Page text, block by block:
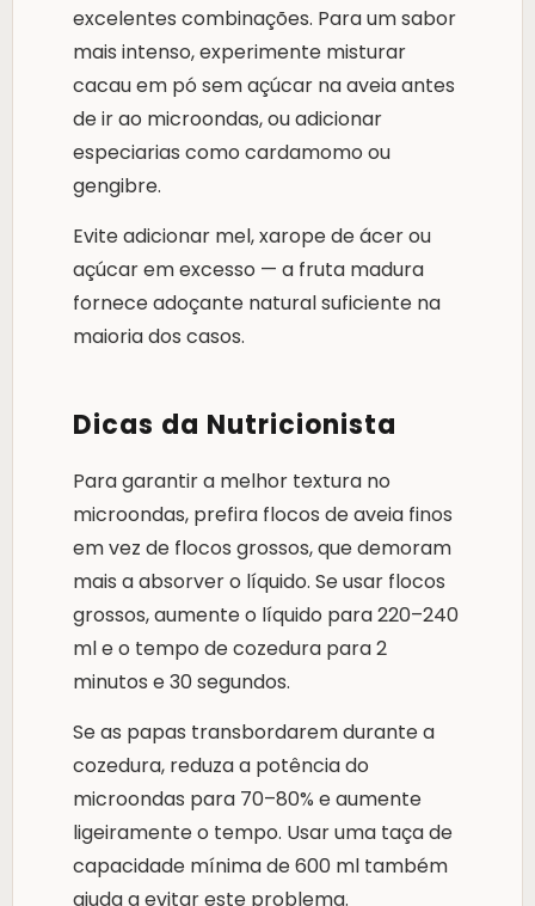
excelentes combinações. Para um sabor
mais intenso, experimente misturar
cacau em pó sem açúcar na aveia antes
de ir ao microondas, ou adicionar
especiarias como cardamomo ou
gengibre.
Evite adicionar mel, xarope de ácer ou
açúcar em excesso — a fruta madura
fornece adoçante natural suficiente na
maioria dos casos.
Dicas da Nutricionista
Para garantir a melhor textura no
microondas, prefira flocos de aveia finos
em vez de flocos grossos, que demoram
mais a absorver o líquido. Se usar flocos
grossos, aumente o líquido para 220–240
ml e o tempo de cozedura para 2
minutos e 30 segundos.
Se as papas transbordarem durante a
cozedura, reduza a potência do
microondas para 70–80% e aumente
ligeiramente o tempo. Usar uma taça de
capacidade mínima de 600 ml também
ajuda a evitar este problema.